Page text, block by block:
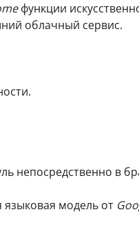
функции
облачный сервис.
непосредственно в
языковая модель от